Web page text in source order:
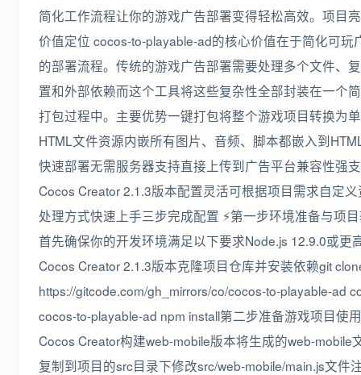
简化工作流程让你的游戏广告部署变得轻松高效。项目
价值定位 cocos-to-playable-ad的核心价值在于简化可玩
的部署流程。传统的游戏广告部署需要处理多个文件、
置和外部依赖而这个工具将这些复杂性全部封装在一个
打包过程中。主要优势一键打包将整个游戏项目转换为
HTML文件资源内嵌所有图片、音频、脚本都嵌入到
快速部署无需服务器支持直接上传到广告平台️兼容性强
Cocos Creator 2.1.3版本配置灵活可根据项目需求自定
处理方式快速上手三步完成配置 ⚡第一步环境准备与项
首先确保你的开发环境满足以下要求Node.js 12.9.0或更
Cocos Creator 2.1.3版本克隆项目仓库并安装依赖git
https://gitcode.com/gh_mirrors/co/cocos-to-playable-ad
cocos-to-playable-ad npm install第二步准备游戏项目使用
Cocos Creator构建web-mobile版本将生成的web-mobile
复制到项目的src目录下修改src/web-mobile/main.js文件